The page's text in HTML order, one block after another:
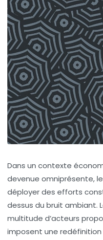
Dans un contexte
devenue omniprésente,
déployer des efforts
dessus du bruit ambiant.
multitude d’acteurs
imposent une